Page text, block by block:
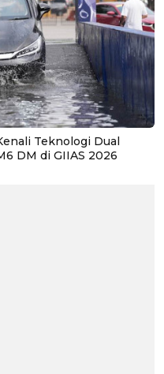
Teknologi Dual
DM di GIIAS 2026